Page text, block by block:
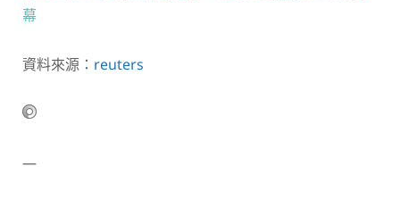
幕
資料來源： reuters
—